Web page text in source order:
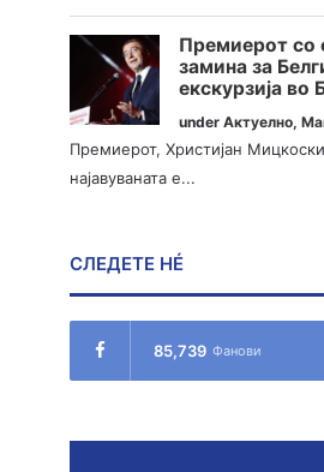
Премиерот со
замина за
екскурзија во
underАктуелно,
Премиерот, Христијан
најавуваната е...
СЛЕДЕТЕ НÉ
85,739 Фанови